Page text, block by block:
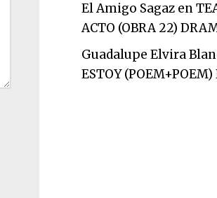
El Amigo Sagazen
ACTO (OBRA 22)
Guadalupe Elvira
ESTOY